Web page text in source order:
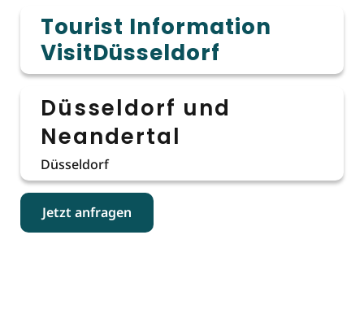
Tourist Information
VisitDüsseldorf
Düsseldorf und
Neandertal
Düsseldorf
Jetzt anfragen